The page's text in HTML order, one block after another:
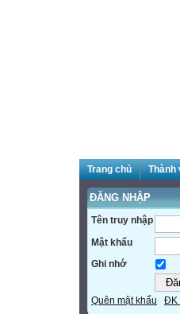
Trang chủ Thành
ĐĂNG NHẬP
Tên truy nhập
Mật khẩu
Ghi nhớ
Quên mật khẩu ĐK